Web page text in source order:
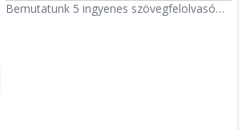
Bemutatunk 5 ingyenes szövegfelolvasó